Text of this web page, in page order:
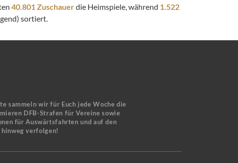
40.801 Zuschauerdie Heimspiele, während 1.522
sortiert.
sammeln wir für Euch jede Woche die
DFB-Strafen für Vereine sowie
für Auswärtsfahrten und auf den
verfolgen!